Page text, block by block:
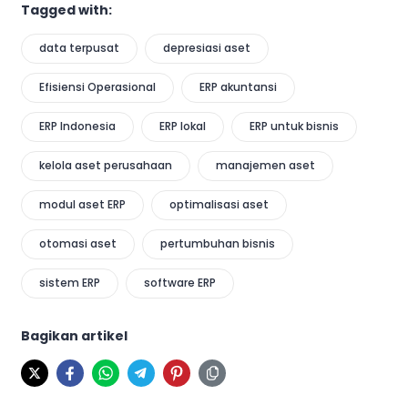
Tagged with:
data terpusat depresiasi aset
Efisiensi Operasional ERP akuntansi
ERP Indonesia ERP lokal ERP untuk bisnis
kelola aset perusahaan manajemen aset
modul aset ERP optimalisasi aset
otomasi aset pertumbuhan bisnis
sistem ERP software ERP
Bagikan artikel